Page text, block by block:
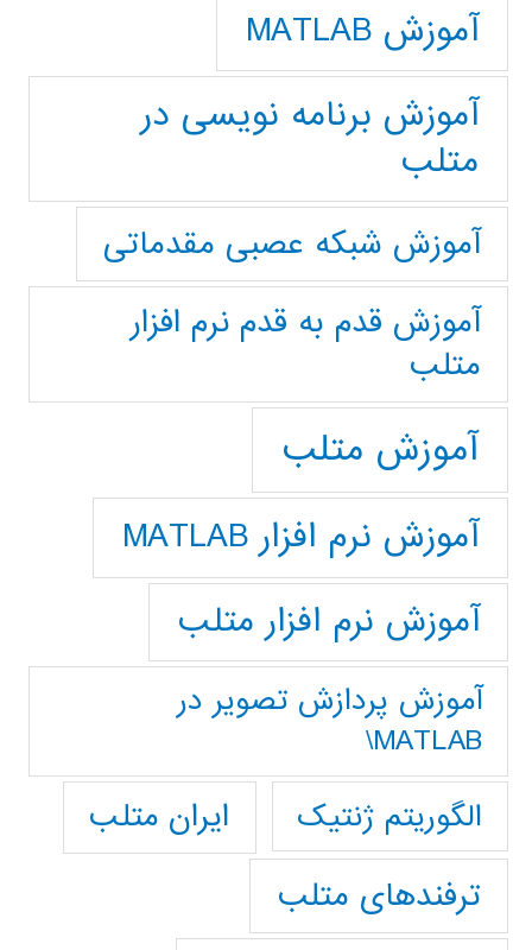
آموزش MATLAB
آموزش برنامه نویسی در
متلب
آموزش شبکه عصبی مقدماتی
آموزش قدم به قدم نرم افزار
متلب
آموزش متلب
آموزش نرم افزار MATLAB
آموزش نرم افزار متلب
آموزش پردازش تصوير در
MATLAB\
الگوریتم ژنتیک
ایران متلب
ترفندهای متلب